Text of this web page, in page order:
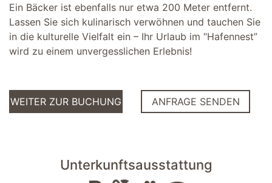
Ein Bäcker ist ebenfalls nur etwa 200 Meter entfernt.
Lassen Sie sich kulinarisch verwöhnen und tauchen Sie
in die kulturelle Vielfalt ein – Ihr Urlaub im “Hafennest”
wird zu einem unvergesslichen Erlebnis!
WEITER ZUR BUCHUNG ANFRAGE SENDEN
Unterkunftsausstattung